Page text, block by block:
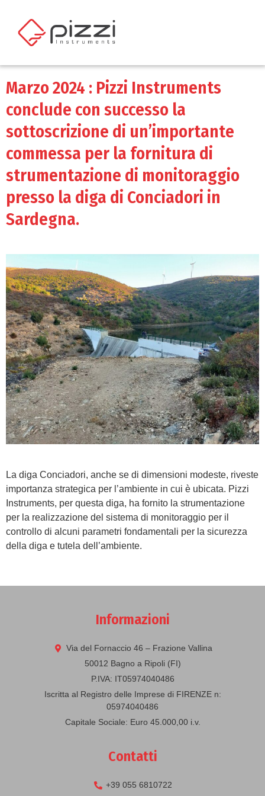
Marzo 2024 : Pizzi Instruments
conclude con successo la
sottoscrizione di un’importante
commessa per la fornitura di
strumentazione di monitoraggio
presso la diga di Conciadori in
Sardegna.
La diga Conciadori, anche se di dimensioni modeste, riveste
importanza strategica per l’ambiente in cui è ubicata. Pizzi
Instruments, per questa diga, ha fornito la strumentazione
per la realizzazione del sistema di monitoraggio per il
controllo di alcuni parametri fondamentali per la sicurezza
della diga e tutela dell’ambiente.
Informazioni
Via del Fornaccio 46 – Frazione Vallina
50012 Bagno a Ripoli (FI)
P.IVA: IT05974040486
Iscritta al Registro delle Imprese di FIRENZE n:
05974040486
Capitale Sociale: Euro 45.000,00 i.v.
Contatti
+39 055 6810722